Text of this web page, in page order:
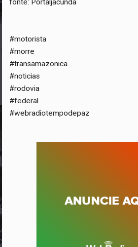
fonte: Portaljacunda
#motorista
#morre
#transamazonica
#noticias
#rodovia
#federal
#webradiotempodepaz